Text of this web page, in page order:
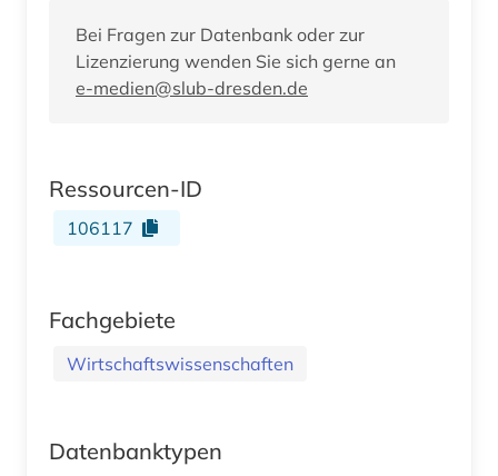
Bei Fragen zur Datenbank oder zur
Lizenzierung wenden Sie sich gerne an
e-medien@slub-dresden.de
Ressourcen-ID
106117
Fachgebiete
Wirtschaftswissenschaften
Datenbanktypen